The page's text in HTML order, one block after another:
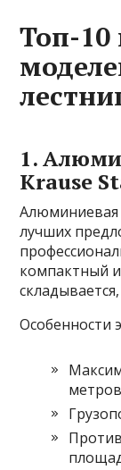
Топ-
1.
Krause
Алюминиевая
лучших
компактный и
Особенности